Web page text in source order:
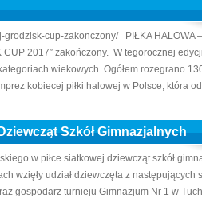
cup-zakonczony/ PIŁKA HALOWA
2017″ zakończony. W tegorocznej
wiekowych. Ogółem rozegrano
kobiecej piłki halowej w Polsce, która
Szkół Gimnazjalnych
w piłce siatkowej dziewcząt szkół
wzięły udział dziewczęta z następujących
gospodarz turnieju Gimnazjum Nr 1 w